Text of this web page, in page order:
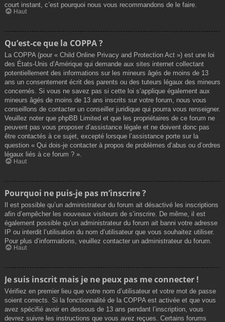
court instant, c’est pourquoi nous vous recommandons de le faire.
Haut
Qu’est-ce que la COPPA ?
La COPPA (pour « Child Online Privacy and Protection Act ») est une loi
des États-Unis d’Amérique qui demande aux sites internet collectant
potentiellement des informations sur les mineurs âgés de moins de 13
ans un consentement écrit des parents ou des tuteurs légaux des mineurs
concernés. Si vous ne savez pas si cette loi s’applique également aux
mineurs âgés de moins de 13 ans inscrits sur votre forum, nous vous
conseillons de contacter un conseiller juridique qui pourra vous renseigner.
Veuillez noter que phpBB Limited et que les propriétaires de ce forum ne
peuvent pas vous proposer d’assistance légale et ne doivent donc pas
être contactés à ce sujet, excepté lorsque l’assistance porte sur la
question « Qui dois-je contacter à propos de problèmes d’abus ou d’ordres
légaux liés à ce forum ? ».
Haut
Pourquoi ne puis-je pas m’inscrire ?
Il est possible qu’un administrateur du forum ait désactivé les inscriptions
afin d’empêcher les nouveaux visiteurs de s’inscrire. De même, il est
également possible qu’un administrateur du forum ait banni votre adresse
IP ou interdit l’utilisation du nom d’utilisateur que vous souhaitez utiliser.
Pour plus d’informations, veuillez contacter un administrateur du forum.
Haut
Je suis inscrit mais je ne peux pas me connecter !
Vérifiez en premier lieu que votre nom d’utilisateur et votre mot de passe
soient corrects. Si la fonctionnalité de la COPPA est activée et que vous
avez spécifié avoir en dessous de 13 ans pendant l’inscription, vous
devrez suivre les instructions que vous avez reçues. Certains forums